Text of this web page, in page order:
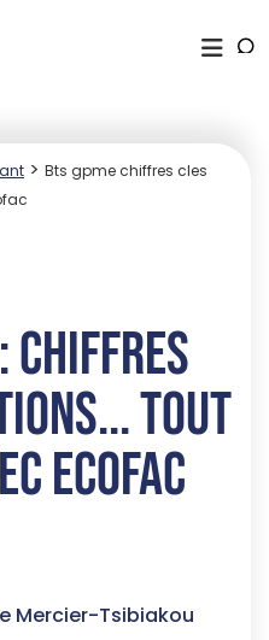
> Bts gpme chiffres cles
: chiffres
tout
Ecofac
Mercier-Tsibiakou